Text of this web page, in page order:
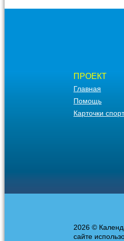
ПРОЕКТ
Главная
Помощь
Карточки
2026 ©
сайте